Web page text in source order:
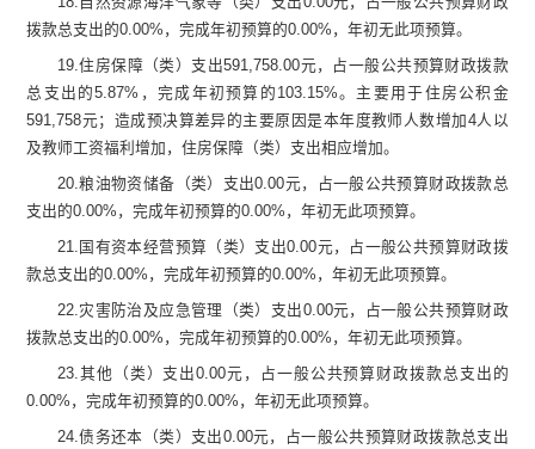
拨款总支出的0.00% ，完成年初预算的0.00% ，年初无此项预算。
19.住房保障（类）支出591,758.00元，占一般公共预算财政拨款
总支出的5.87% ，完成年初预算的 103.15%。主要用于住房公积金
591,758元； 造成预决算差异的主要原因是本年度教师 人数增加4人以
及教师工资福利增加，住房保障（类） 支出相应增加。
20.粮油物资储备（类）支出0.00元，占一般公共预算财政拨款总
支出的0.00% ，完成年初预算的0.00% ，年初无此项预算。
21. 国有资本经营预算（类）支出0.00元，占一般公共预算财政拨
款总支出的0.00% ，完成年初预算的0.00% ，年初无此项预算。
22.灾害防治及应急管理（类）支出0.00元，占一般公共预算财政
拨款总支出的0.00% ，完成年初预算的0.00% ，年初无此项预算。
23.其他（类）支出0.00元 ，占一般公共预算财政拨款总支出的
0.00% ，完成年初预算的0.00% ，年初无此项预算。
24.债务还本（类）支出0.00元，占一般公共预算财政拨款总支出